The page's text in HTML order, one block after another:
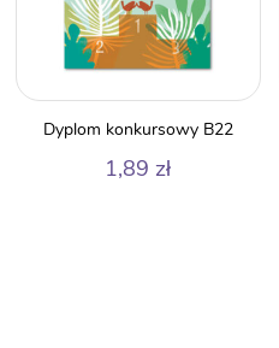
Dyplom konkursowy B22
1,89 zł